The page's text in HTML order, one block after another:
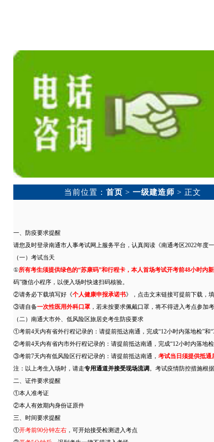
当前位置：首页 >一级建造师 > 正文
一、防疫要求提醒
请您及时登录南通市人事考试网上服务平台，认真阅读《南通考区2022年度
（一）考试当天
①所有考生须提供绿色的“苏康码”和行程卡，本人首场考试开考前48小时内
码”微信小程序，以便入场时快速扫码核验。
②请务必下载填写好《个人健康申报承诺书》，点击文末链接可提前下载，
③请自备一次性医用外科口罩，若未按要求佩戴口罩，将不得进入考点参加考
（二）南通大市外、低风险区旅居史考生防疫要求
①考前4天内有省外行程记录的：请提前抵达南通，完成“12小时内落地检”和
②考前4天内有省内市外行程记录的：请提前抵达南通，完成“12小时内落地检
③考前7天内有低风险区行程记录的：请提前抵达南通， 考试当日须提供抵通
注：以上考生入场时，请走专用通道并接受现场流调。考试疫情防控措施根
二、证件要求提醒
①本人准考证
②本人有效期内身份证原件
三、时间要求提醒
①开考前90分钟左右，可开始接受检测进入考点